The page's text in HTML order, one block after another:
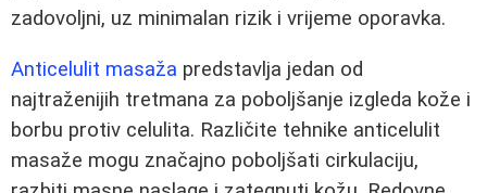
zadovoljni, uz minimalan rizik i vrijeme oporavka.
Anticelulit masaža predstavlja jedan od
najtraženijih tretmana za poboljšanje izgleda kože i
borbu protiv celulita. Različite tehnike anticelulit
masaže mogu značajno poboljšati cirkulaciju,